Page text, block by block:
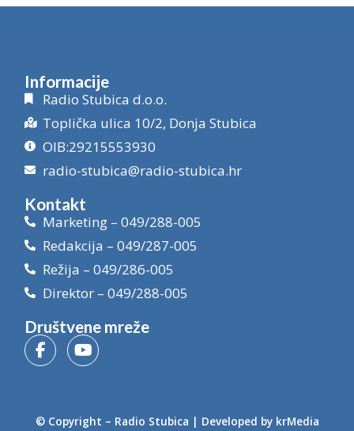
Informacije
Radio Stubica d.o.o.
Toplička ulica 10/2, Donja Stubica
OIB:29215553930
radio-stubica@radio-stubica.hr
Kontakt
Marketing – 049/288-005
Redakcija – 049/287-005
Režija – 049/286-005
Direktor – 049/288-005
Društvene mreže
© Copyright – Radio Stubica | Developed by krMedia